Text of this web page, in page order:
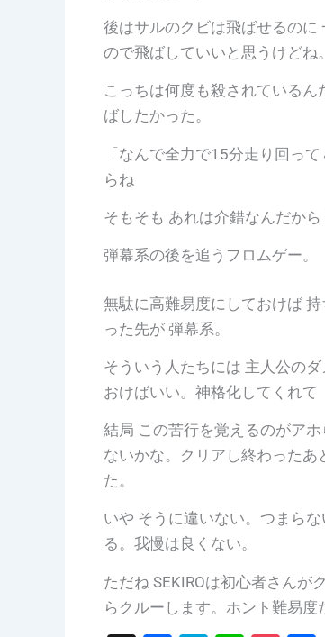
後はサルのクビは飛ばせるの
ので飛ばしていいと思うけどね。
こっちは何度も殺されている
ばしたかった。
「なんで全力で15分走り回っ
らね
そもそも あれは介錯なんだか
弾幕系の後を追うフロムゲー。
無駄に高難易度にしておけば
った先が 弾幕系。
そういう人たちには 主人公の
おけばいい。神格化してくれて
結局 この苦行を覚えるのがア
ないかな。クリアし終わった
た。
いや そうに違いない。つまら
る。我慢は良くない。
ただね SEKIROは初心者さんが
らクルーします。ホント難易度